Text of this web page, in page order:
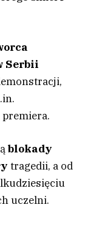
Serbii
premiera.
blokady
tragedii, a od
uczelni.